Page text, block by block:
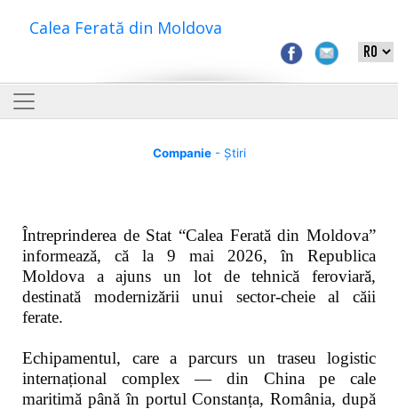
Calea Ferată din Moldova
Companie- Știri
Întreprinderea de Stat “Calea Ferată din Moldova”
informează, că la 9 mai 2026, în Republica
Moldova a ajuns un lot de tehnică feroviară,
destinată modernizării unui sector-cheie al căii
ferate.
Echipamentul, care a parcurs un traseu logistic
internațional complex — din China pe cale
maritimă până în portul Constanța, România, după